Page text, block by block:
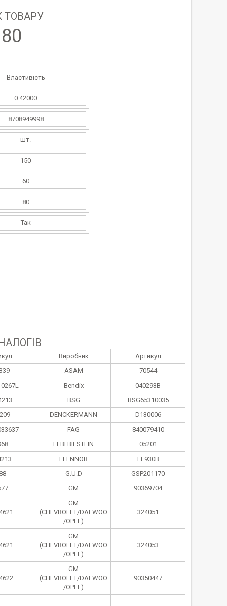
ТОВАРУ
Властивість
0.42000
8708949998
шт.
150
60
80
Так
Виробник
Артикул
ASAM
70544
Bendix
040293B
BSG
BSG65310035
DENCKERMANN
D130006
FAG
840079410
FEBI BILSTEIN
05201
FLENNOR
FL930B
G.U.D
GSP201170
GM 90369704
GM
(CHEVROLET/DAEWOO
/OPEL)
324051
GM
(CHEVROLET/DAEWOO
/OPEL)
324053
GM
(CHEVROLET/DAEWOO
/OPEL)
90350447